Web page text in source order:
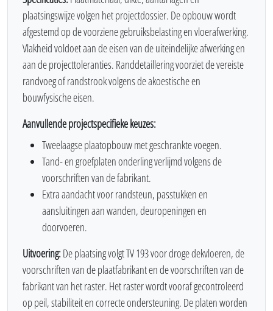
plaatsingswijze volgen het projectdossier. De opbouw wordt
afgestemd op de voorziene gebruiksbelasting en vloerafwerking.
Vlakheid voldoet aan de eisen van de uiteindelijke afwerking en
aan de projecttoleranties. Randdetaillering voorziet de vereiste
randvoeg of randstrook volgens de akoestische en
bouwfysische eisen.
Aanvullende projectspecifieke keuzes:
Tweelaagse plaatopbouw met geschrankte voegen.
Tand- en groefplaten onderling verlijmd volgens de
voorschriften van de fabrikant.
Extra aandacht voor randsteun, passtukken en
aansluitingen aan wanden, deuropeningen en
doorvoeren.
Uitvoering:De plaatsing volgt TV 193 voor droge dekvloeren, de
voorschriften van de plaatfabrikant en de voorschriften van de
fabrikant van het raster. Het raster wordt vooraf gecontroleerd
op peil, stabiliteit en correcte ondersteuning. De platen worden